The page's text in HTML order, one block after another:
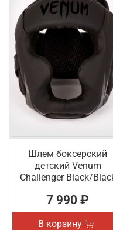
Шлем боксерский
детский Venum
Challenger Black/
7 990 ₽
В корзину